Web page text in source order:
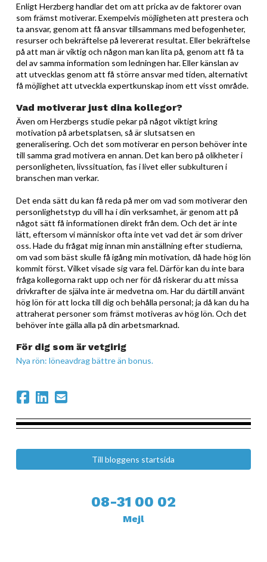
Enligt Herzberg handlar det om att pricka av de faktorer ovan
som främst motiverar. Exempelvis möjligheten att prestera och
ta ansvar, genom att få ansvar tillsammans med befogenheter,
resurser och bekräftelse på levererat resultat. Eller bekräftelse
på att man är viktig och någon man kan lita på, genom att få ta
del av samma information som ledningen har. Eller känslan av
att utvecklas genom att få större ansvar med tiden, alternativt
få möjlighet att utveckla expertkunskap inom ett visst område.
Vad motiverar just dina kollegor?
Även om Herzbergs studie pekar på något viktigt kring
motivation på arbetsplatsen, så är slutsatsen en
generalisering. Och det som motiverar en person behöver inte
till samma grad motivera en annan. Det kan bero på olikheter i
personligheten, livssituation, fas i livet eller subkulturen i
branschen man verkar.
Det enda sätt du kan få reda på mer om vad som motiverar den
personlighetstyp du vill ha i din verksamhet, är genom att på
något sätt få informationen direkt från dem. Och det är inte
lätt, eftersom vi människor ofta inte vet vad det är som driver
oss. Hade du frågat mig innan min anställning efter studierna,
om vad som bäst skulle få igång min motivation, då hade hög lön
kommit först. Vilket visade sig vara fel. Därför kan du inte bara
fråga kollegorna rakt upp och ner för då riskerar du att missa
drivkrafter de själva inte är medvetna om. Har du därtill använt
hög lön för att locka till dig och behålla personal; ja då kan du ha
attraherat personer som främst motiveras av hög lön. Och det
behöver inte gälla alla på din arbetsmarknad.
För dig som är vetgirig
Nya rön: löneavdrag bättre än bonus.
Till bloggens startsida
08-31 00 02
Mejl